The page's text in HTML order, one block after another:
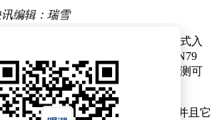
编辑：瑞雪
下一款型号为V2606A的新机已正式入
确定其具体所属系列。从该机支持N79
，它大概率属于旗舰迭代产品，推测可
者iQOO 16。
16均属于蓝厂的顶级旗舰阵营，并且它